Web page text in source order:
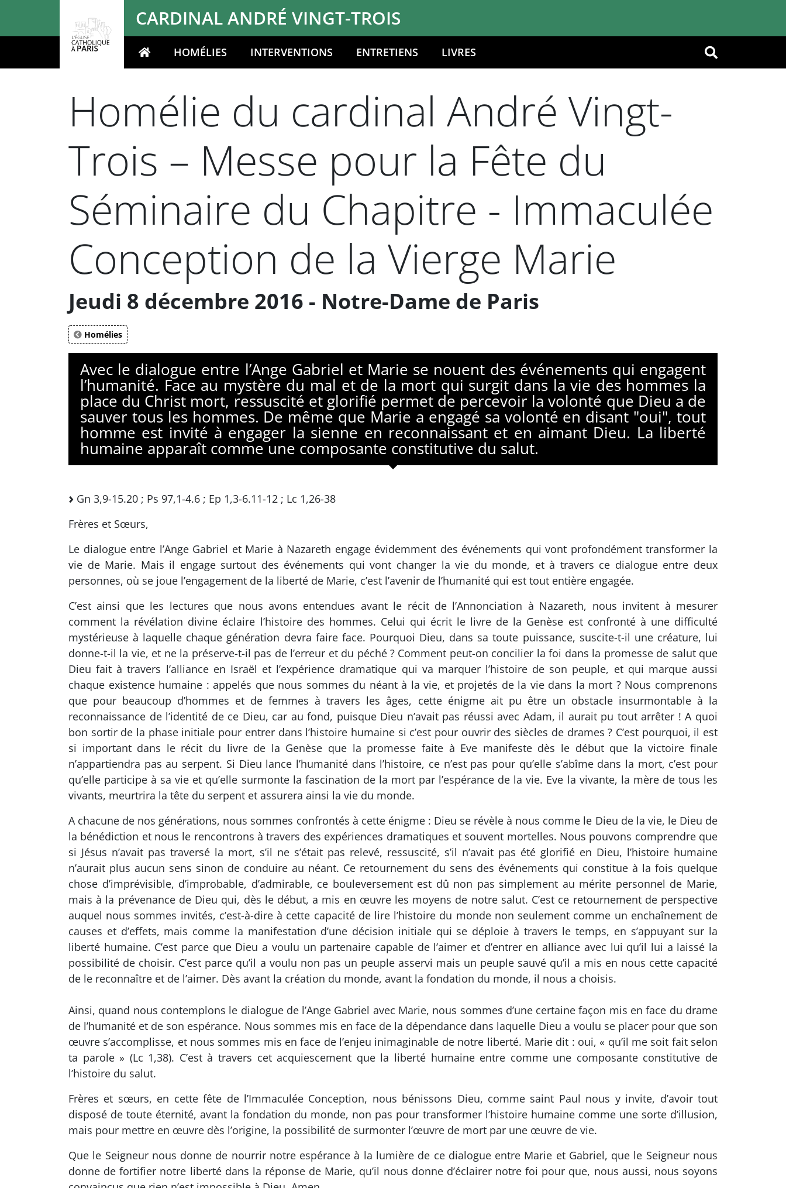
CARDINAL ANDRÉ VINGT-TROIS
Votre recherche OK
HOMÉLIES INTERVENTIONS ENTRETIENS LIVRES
Homélie du cardinal André Vingt-
Trois – Messe pour la Fête du
Séminaire du Chapitre - Immaculée
Conception de la Vierge Marie
Jeudi 8 décembre 2016 - Notre-Dame de Paris
Homélies
Avec le dialogue entre l’Ange Gabriel et Marie se nouent des événements qui engagent
l’humanité. Face au mystère du mal et de la mort qui surgit dans la vie des hommes la
place du Christ mort, ressuscité et glorifié permet de percevoir la volonté que Dieu a de
sauver tous les hommes. De même que Marie a engagé sa volonté en disant "oui", tout
homme est invité à engager la sienne en reconnaissant et en aimant Dieu. La liberté
humaine apparaît comme une composante constitutive du salut.
Gn 3,9-15.20 ; Ps 97,1-4.6 ; Ep 1,3-6.11-12 ; Lc 1,26-38
Frères et Sœurs,
Le dialogue entre l’Ange Gabriel et Marie à Nazareth engage évidemment des événements qui vont profondément transformer la
vie de Marie. Mais il engage surtout des événements qui vont changer la vie du monde, et à travers ce dialogue entre deux
personnes, où se joue l’engagement de la liberté de Marie, c’est l’avenir de l’humanité qui est tout entière engagée.
C’est ainsi que les lectures que nous avons entendues avant le récit de l’Annonciation à Nazareth, nous invitent à mesurer
comment la révélation divine éclaire l’histoire des hommes. Celui qui écrit le livre de la Genèse est confronté à une difficulté
mystérieuse à laquelle chaque génération devra faire face. Pourquoi Dieu, dans sa toute puissance, suscite-t-il une créature, lui
donne-t-il la vie, et ne la préserve-t-il pas de l’erreur et du péché ? Comment peut-on concilier la foi dans la promesse de salut que
Dieu fait à travers l’alliance en Israël et l’expérience dramatique qui va marquer l’histoire de son peuple, et qui marque aussi
chaque existence humaine : appelés que nous sommes du néant à la vie, et projetés de la vie dans la mort ? Nous comprenons
que pour beaucoup d’hommes et de femmes à travers les âges, cette énigme ait pu être un obstacle insurmontable à la
reconnaissance de l’identité de ce Dieu, car au fond, puisque Dieu n’avait pas réussi avec Adam, il aurait pu tout arrêter ! A quoi
bon sortir de la phase initiale pour entrer dans l’histoire humaine si c’est pour ouvrir des siècles de drames ? C’est pourquoi, il est
si important dans le récit du livre de la Genèse que la promesse faite à Eve manifeste dès le début que la victoire finale
n’appartiendra pas au serpent. Si Dieu lance l’humanité dans l’histoire, ce n’est pas pour qu’elle s’abîme dans la mort, c’est pour
qu’elle participe à sa vie et qu’elle surmonte la fascination de la mort par l’espérance de la vie. Eve la vivante, la mère de tous les
vivants, meurtrira la tête du serpent et assurera ainsi la vie du monde.
A chacune de nos générations, nous sommes confrontés à cette énigme : Dieu se révèle à nous comme le Dieu de la vie, le Dieu de
la bénédiction et nous le rencontrons à travers des expériences dramatiques et souvent mortelles. Nous pouvons comprendre que
si Jésus n’avait pas traversé la mort, s’il ne s’était pas relevé, ressuscité, s’il n’avait pas été glorifié en Dieu, l’histoire humaine
n’aurait plus aucun sens sinon de conduire au néant. Ce retournement du sens des événements qui constitue à la fois quelque
chose d’imprévisible, d’improbable, d’admirable, ce bouleversement est dû non pas simplement au mérite personnel de Marie,
mais à la prévenance de Dieu qui, dès le début, a mis en œuvre les moyens de notre salut. C’est ce retournement de perspective
auquel nous sommes invités, c’est-à-dire à cette capacité de lire l’histoire du monde non seulement comme un enchaînement de
causes et d’effets, mais comme la manifestation d’une décision initiale qui se déploie à travers le temps, en s’appuyant sur la
liberté humaine. C’est parce que Dieu a voulu un partenaire capable de l’aimer et d’entrer en alliance avec lui qu’il lui a laissé la
possibilité de choisir. C’est parce qu’il a voulu non pas un peuple asservi mais un peuple sauvé qu’il a mis en nous cette capacité
de le reconnaître et de l’aimer. Dès avant la création du monde, avant la fondation du monde, il nous a choisis.
Ainsi, quand nous contemplons le dialogue de l’Ange Gabriel avec Marie, nous sommes d’une certaine façon mis en face du drame
de l’humanité et de son espérance. Nous sommes mis en face de la dépendance dans laquelle Dieu a voulu se placer pour que son
œuvre s’accomplisse, et nous sommes mis en face de l’enjeu inimaginable de notre liberté. Marie dit : oui, « qu’il me soit fait selon
ta parole » (Lc 1,38). C’est à travers cet acquiescement que la liberté humaine entre comme une composante constitutive de
l’histoire du salut.
Frères et sœurs, en cette fête de l’Immaculée Conception, nous bénissons Dieu, comme saint Paul nous y invite, d’avoir tout
disposé de toute éternité, avant la fondation du monde, non pas pour transformer l’histoire humaine comme une sorte d’illusion,
mais pour mettre en œuvre dès l’origine, la possibilité de surmonter l’œuvre de mort par une œuvre de vie.
Que le Seigneur nous donne de nourrir notre espérance à la lumière de ce dialogue entre Marie et Gabriel, que le Seigneur nous
donne de fortifier notre liberté dans la réponse de Marie, qu’il nous donne d’éclairer notre foi pour que, nous aussi, nous soyons